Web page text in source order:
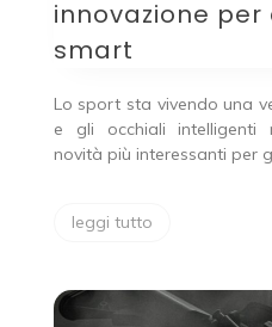
innovazione
smart
Lo sport sta vivendo una
e gli occhiali intelligenti
novità più interessanti per
leggi tutto